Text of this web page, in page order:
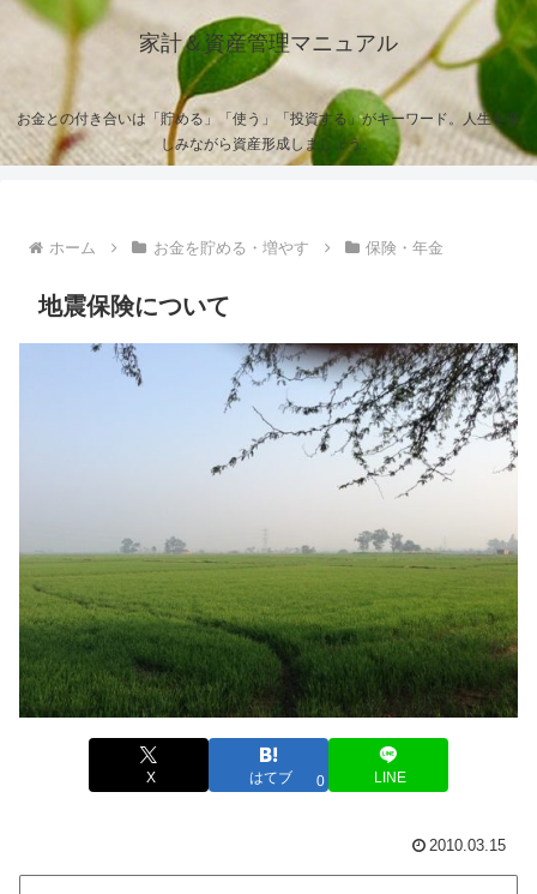
家計＆資産管理マニュアル
お金との付き合いは「貯める」「使う」「投資する」がキーワード。人生を楽
しみながら資産形成しましょう。
ホーム お金を貯める・増やす 保険・年金
地震保険について
X はてブ 0 LINE
2010.03.15